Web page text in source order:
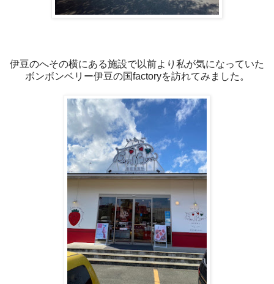
伊豆のへその横にある施設で以前より私が気になっていた
ボンボンベリー伊豆の国factoryを訪れてみました。